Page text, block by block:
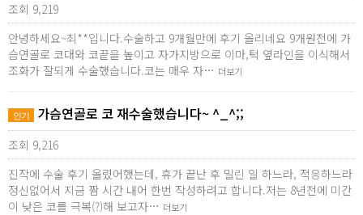
조회 9,219
안녕하세요~최**입니다.수술하고 9개월만에 후기 올리네요 9개원전에 가
슴연골로 코대와 코끝을 높이고 자가지방으로 이마,턱 옆라인을 이식해서
조화가 잘되게 수술했습니다.코는 매우 자… 더보기
인기 가슴연골로 코 재수술했습니다~ ^_^;;
조회 9,216
진작에 수술 후기 올렸어했는데, 휴가 끝난 후 밀린 일 하느라, 적응하느라
정신없어서 지금 짬 시간 내어 한번 작성하려고 합니다.저는 8년전에 미간
이 낮은 코를 극복(?)해 보고자… 더보기